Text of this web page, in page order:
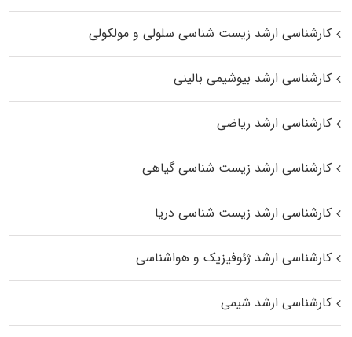
کارشناسی ارشد زیست شناسی سلولی و مولکولی
کارشناسی ارشد بیوشیمی بالینی
کارشناسی ارشد ریاضی
کارشناسی ارشد زیست‌ شناسی گیاهی
کارشناسی ارشد زیست‌ شناسی دریا
کارشناسی ارشد ژئوفیزیک و هواشناسی
کارشناسی ارشد شیمی